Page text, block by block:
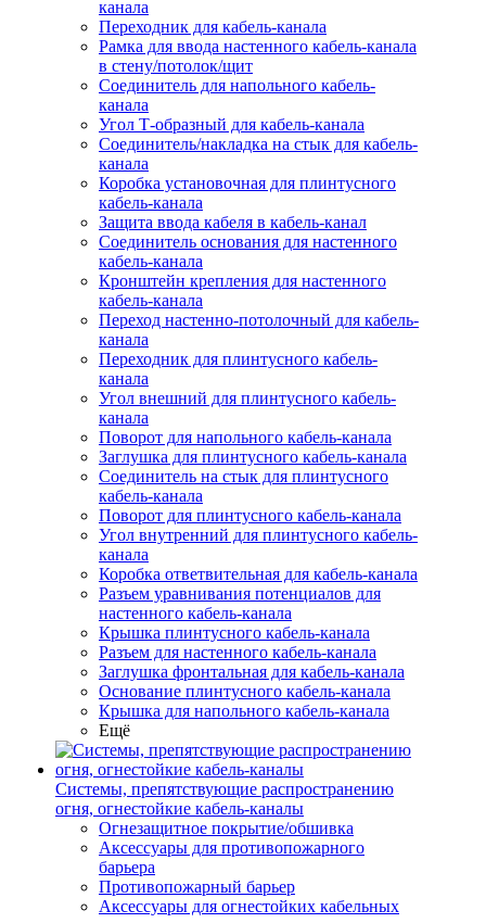
канала
Переходник для кабель-канала
Рамка для ввода настенного кабель-канала
в стену/потолок/щит
Соединитель для напольного кабель-
канала
Угол Т-образный для кабель-канала
Соединитель/накладка на стык для кабель-
канала
Коробка установочная для плинтусного
кабель-канала
Защита ввода кабеля в кабель-канал
Соединитель основания для настенного
кабель-канала
Кронштейн крепления для настенного
кабель-канала
Переход настенно-потолочный для кабель-
канала
Переходник для плинтусного кабель-
канала
Угол внешний для плинтусного кабель-
канала
Поворот для напольного кабель-канала
Заглушка для плинтусного кабель-канала
Соединитель на стык для плинтусного
кабель-канала
Поворот для плинтусного кабель-канала
Угол внутренний для плинтусного кабель-
канала
Коробка ответвительная для кабель-канала
Разъем уравнивания потенциалов для
настенного кабель-канала
Крышка плинтусного кабель-канала
Разъем для настенного кабель-канала
Заглушка фронтальная для кабель-канала
Основание плинтусного кабель-канала
Крышка для напольного кабель-канала
Ещё
Системы, препятствующие распространению
огня, огнестойкие кабель-каналы
Огнезащитное покрытие/обшивка
Аксессуары для противопожарного
барьера
Противопожарный барьер
Аксессуары для огнестойких кабельных